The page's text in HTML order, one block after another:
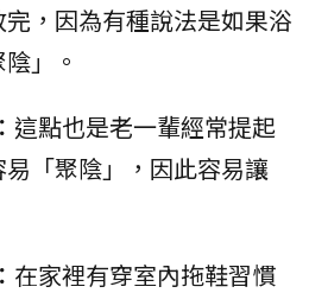
，因為有種說法是如果浴
」。
這點也是老一輩經常提起
「聚陰」，因此容易讓
在家裡有穿室內拖鞋習慣